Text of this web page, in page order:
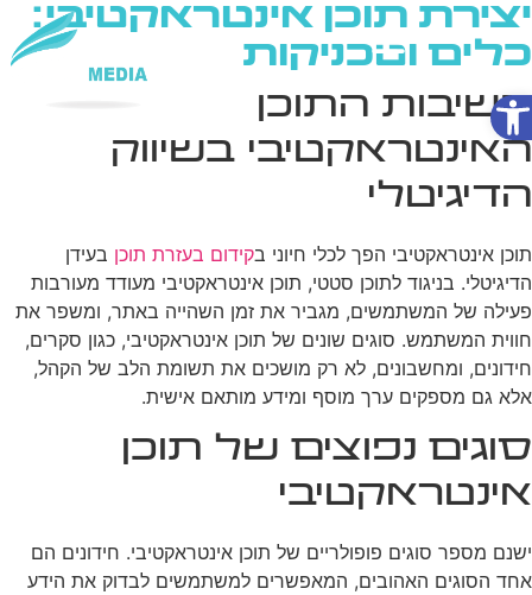
פתח סרגל נגישות
יצירת תוכן אינטראקטיבי:
כלים וטכניקות
חשיבות התוכן
האינטראקטיבי בשיווק
הדיגיטלי
תוכן אינטראקטיבי הפך לכלי חיוני בקידום בעזרת תוכן בעידן
הדיגיטלי. בניגוד לתוכן סטטי, תוכן אינטראקטיבי מעודד מעורבות
פעילה של המשתמשים, מגביר את זמן השהייה באתר, ומשפר את
חווית המשתמש. סוגים שונים של תוכן אינטראקטיבי, כגון סקרים,
חידונים, ומחשבונים, לא רק מושכים את תשומת הלב של הקהל,
אלא גם מספקים ערך מוסף ומידע מותאם אישית.
סוגים נפוצים של תוכן
אינטראקטיבי
ישנם מספר סוגים פופולריים של תוכן אינטראקטיבי. חידונים הם
אחד הסוגים האהובים, המאפשרים למשתמשים לבדוק את הידע